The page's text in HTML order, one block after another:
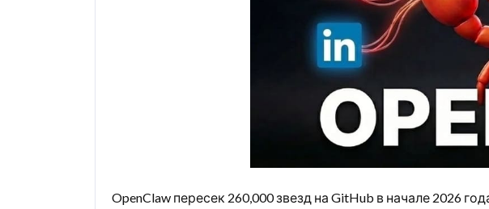
OpenClaw пересек 260,000 звезд на GitHub в начале 2026